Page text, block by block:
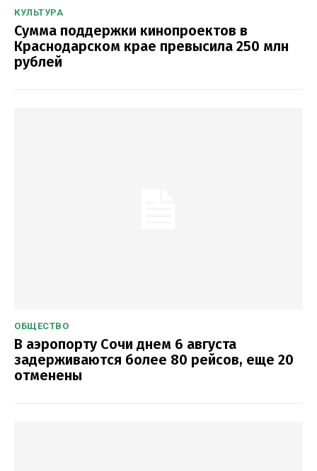
КУЛЬТУРА
Сумма поддержки кинопроектов в
Краснодарском крае превысила 250 млн
рублей
ОБЩЕСТВО
В аэропорту Сочи днем 6 августа
задерживаются более 80 рейсов, еще 20
отменены